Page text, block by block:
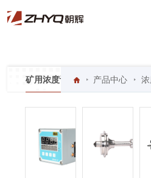
矿用浓度计 ● ● ●
产品中心